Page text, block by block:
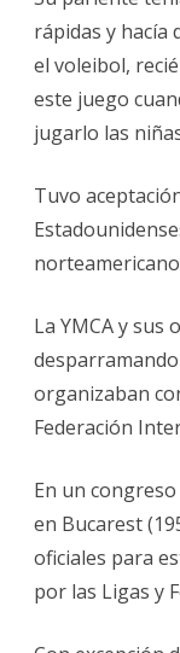
rápidas y hacía
el voleibol,
este juego
jugarlo las
Tuvo
La YMCA y
organizaban
Federación
En un
en Bucarest
oficiales para
por las Ligas y